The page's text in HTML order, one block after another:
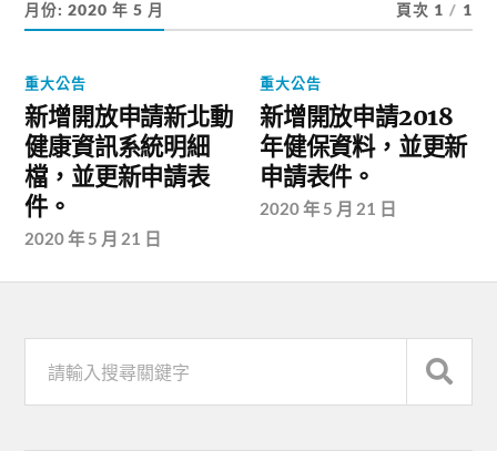
月份:2020 年 5 月 頁次 1 / 1
重大公告
新增開放申請新北動
健康資訊系統明細
檔，並更新申請表
件。
2020 年 5 月 21 日
重大公告
新增開放申請2018
年健保資料，並更新
申請表件。
2020 年 5 月 21 日